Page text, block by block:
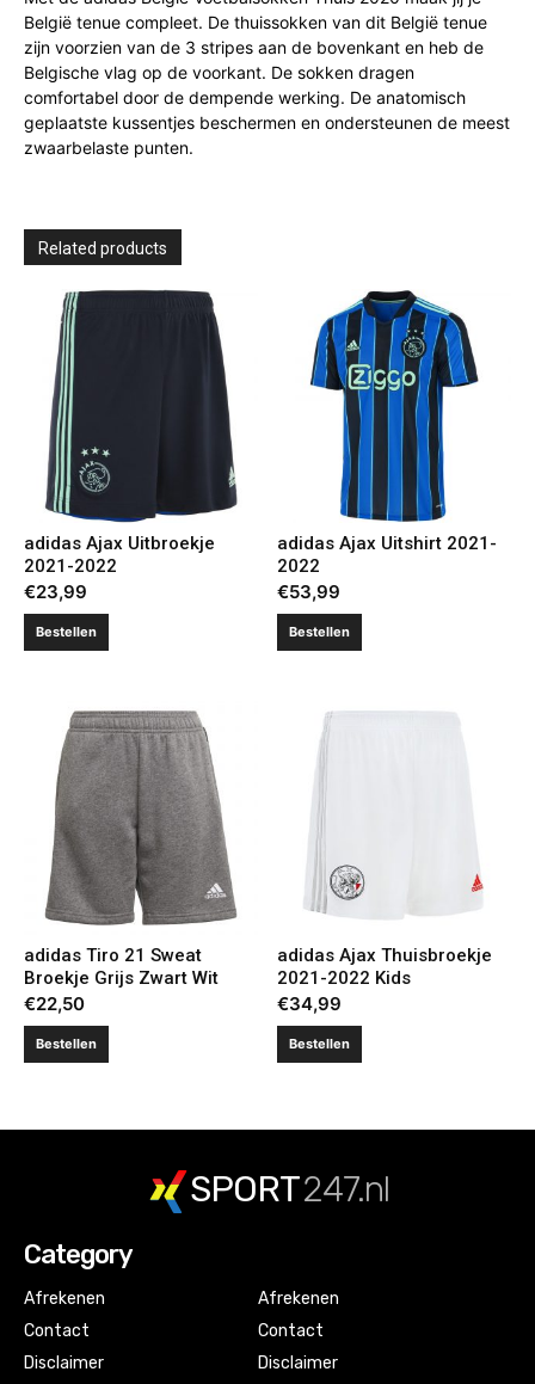
België tenue compleet. De thuissokken van dit België tenue
zijn voorzien van de 3 stripes aan de bovenkant en heb de
Belgische vlag op de voorkant. De sokken dragen
comfortabel door de dempende werking. De anatomisch
geplaatste kussentjes beschermen en ondersteunen de meest
zwaarbelaste punten.
Related products
adidas Ajax Uitbroekje
2021-2022
€23,99
Bestellen
adidas Ajax Uitshirt 2021-
2022
€53,99
Bestellen
adidas Tiro 21 Sweat
Broekje Grijs Zwart Wit
€22,50
Bestellen
adidas Ajax Thuisbroekje
2021-2022 Kids
€34,99
Bestellen
SPORT247.nl
Category
Afrekenen
Contact
Disclaimer
Afrekenen
Contact
Disclaimer